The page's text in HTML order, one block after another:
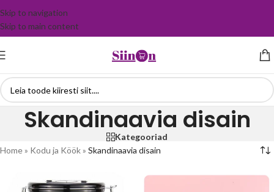
Skip to navigation
Skip to main content
Skandinaavia disain
Kategooriad
Home» Kodu ja Köök» Skandinaavia disain